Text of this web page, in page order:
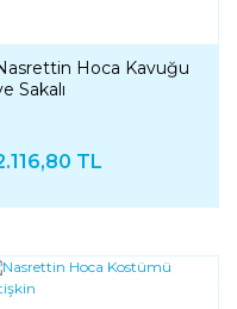
Hoca Kavuğu
Sakalı
TL